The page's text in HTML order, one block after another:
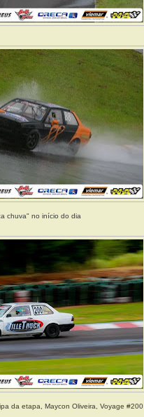
chuva" no início do dia
da etapa, Maycon Oliveira, Voyage #200